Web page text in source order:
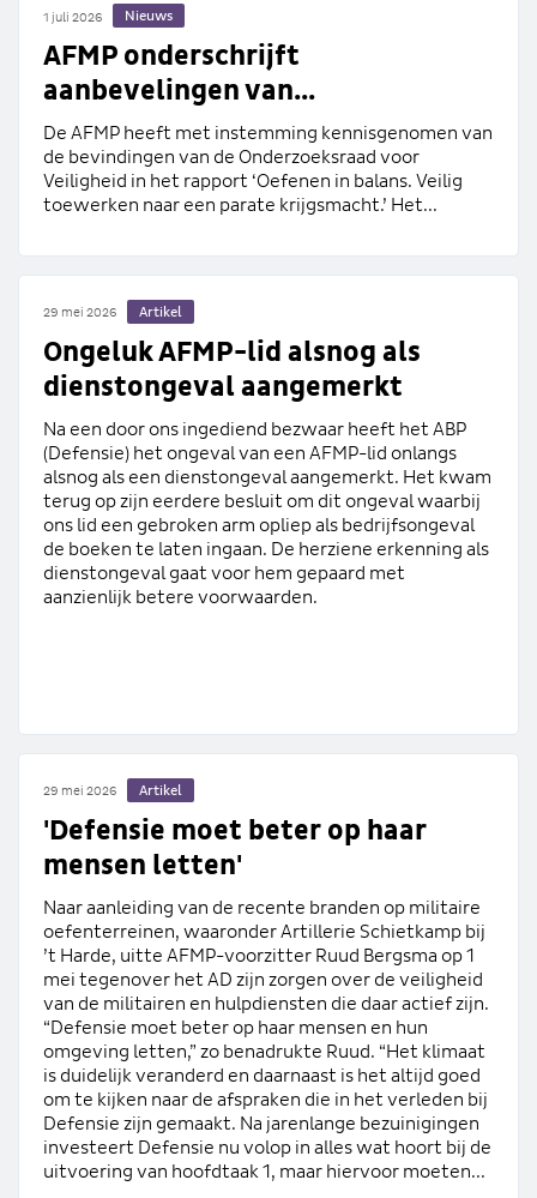
1 juli 2026 Nieuws
AFMP onderschrijft
aanbevelingen van...
De AFMP heeft met instemming kennisgenomen van
de bevindingen van de Onderzoeksraad voor
Veiligheid in het rapport ‘Oefenen in balans. Veilig
toewerken naar een parate krijgsmacht.’ Het...
29 mei 2026 Artikel
Ongeluk AFMP-lid alsnog als
dienstongeval aangemerkt
Na een door ons ingediend bezwaar heeft het ABP
(Defensie) het ongeval van een AFMP-lid onlangs
alsnog als een dienstongeval aangemerkt. Het kwam
terug op zijn eerdere besluit om dit ongeval waarbij
ons lid een gebroken arm opliep als bedrijfsongeval
de boeken te laten ingaan. De herziene erkenning als
dienstongeval gaat voor hem gepaard met
aanzienlijk betere voorwaarden.
29 mei 2026 Artikel
'Defensie moet beter op haar
mensen letten'
Naar aanleiding van de recente branden op militaire
oefenterreinen, waaronder Artillerie Schietkamp bij
’t Harde, uitte AFMP-voorzitter Ruud Bergsma op 1
mei tegenover het AD zijn zorgen over de veiligheid
van de militairen en hulpdiensten die daar actief zijn.
“Defensie moet beter op haar mensen en hun
omgeving letten,” zo benadrukte Ruud. “Het klimaat
is duidelijk veranderd en daarnaast is het altijd goed
om te kijken naar de afspraken die in het verleden bij
Defensie zijn gemaakt. Na jarenlange bezuinigingen
investeert Defensie nu volop in alles wat hoort bij de
uitvoering van hoofdtaak 1, maar hiervoor moeten...